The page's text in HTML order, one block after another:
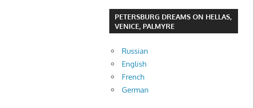
PETERSBURG DREAMS ON HELLAS,
VENICE, PALMYRE
Russian
English
French
German